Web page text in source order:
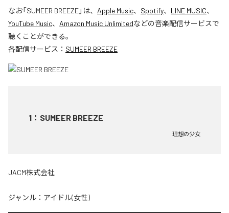
なお「SUMEER BREEZE」は、 Apple Music、 Spotify、 LINE MUSIC、
YouTube Music、 Amazon Music Unlimitedなどの音楽配信サービスで
聴くことができる。
各配信サービス： SUMEER BREEZE
1 ： SUMEER BREEZE
理想の少女
JACM株式会社
ジャンル： アイドル(女性)